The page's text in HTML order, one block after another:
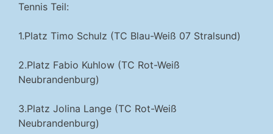
Tennis Teil:
1.Platz Timo Schulz (TC Blau-Weiß 07 Stralsund)
2.Platz Fabio Kuhlow (TC Rot-Weiß
Neubrandenburg)
3.Platz Jolina Lange (TC Rot-Weiß
Neubrandenburg)